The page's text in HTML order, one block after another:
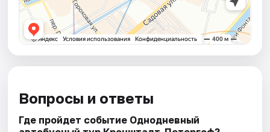
Вопросы и ответы
Где пройдет событие Однодневный